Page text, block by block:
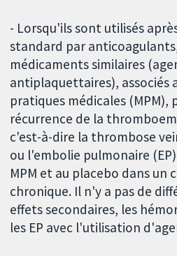
- Lorsqu'ils sont utilisés
standard par
médicaments similaires
antiplaquettaires), associés
pratiques médicales
récurrence de la
c'est-à-dire la thrombose
ou l'embolie pulmonaire
MPM et au placebo dans un
chronique. Il n'y a pas de
effets secondaires, les
les EP avec l'utilisation